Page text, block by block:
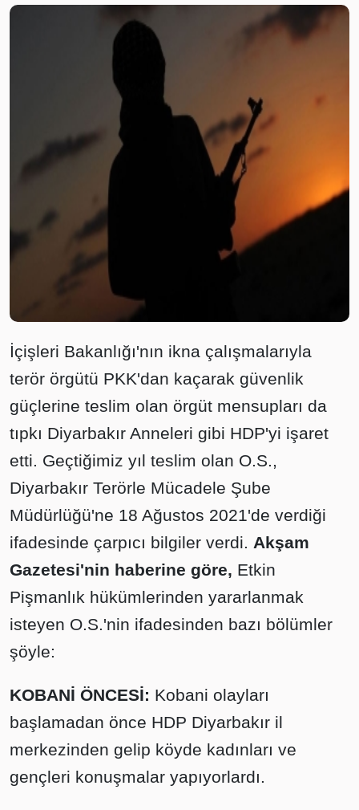
İçişleri Bakanlığı'nın ikna çalışmalarıyla
terör örgütü PKK'dan kaçarak güvenlik
güçlerine teslim olan örgüt mensupları da
tıpkı Diyarbakır Anneleri gibi HDP'yi işaret
etti. Geçtiğimiz yıl teslim olan O.S.,
Diyarbakır Terörle Mücadele Şube
Müdürlüğü'ne 18 Ağustos 2021'de verdiği
ifadesinde çarpıcı bilgiler verdi. Akşam
Gazetesi'nin haberine göre, Etkin
Pişmanlık hükümlerinden yararlanmak
isteyen O.S.'nin ifadesinden bazı bölümler
şöyle:
KOBANİ ÖNCESİ: Kobani olayları
başlamadan önce HDP Diyarbakır il
merkezinden gelip köyde kadınları ve
gençleri konuşmalar yapıyorlardı.